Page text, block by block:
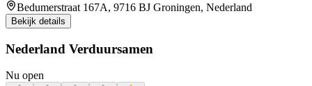
Bedumerstraat 167A, 9716 BJ Groningen, Nederland
Bekijk details
Nederland Verduursamen
Nu open